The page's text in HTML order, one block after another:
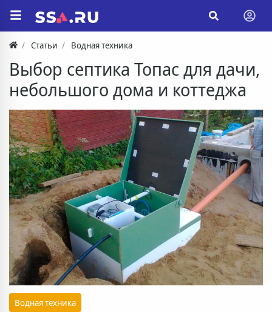
Статьи Водная техника
Выбор септика Топас для дачи,
небольшого дома и коттеджа
Водная техника